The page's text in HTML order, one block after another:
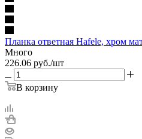
Планка ответная Hafele, хром
Много
226.06 руб./шт
В корзину